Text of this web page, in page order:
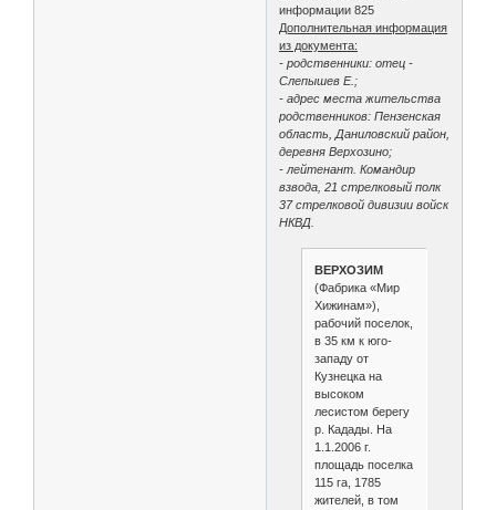
информации 825
Дополнительная информация
из документа:
- родственники: отец -
Слепышев Е.;
- адрес места жительства
родственников: Пензенская
область, Даниловский район,
деревня Верхозино;
- лейтенант. Командир
взвода, 21 стрелковый полк
37 стрелковой дивизии войск
НКВД.
ВЕРХОЗИМ
(Фабрика «Мир
Хижинам»),
рабочий поселок,
в 35 км к юго-
западу от
Кузнецка на
высоком
лесистом берегу
р. Кадады. На
1.1.2006 г.
площадь поселка
115 га, 1785
жителей, в том